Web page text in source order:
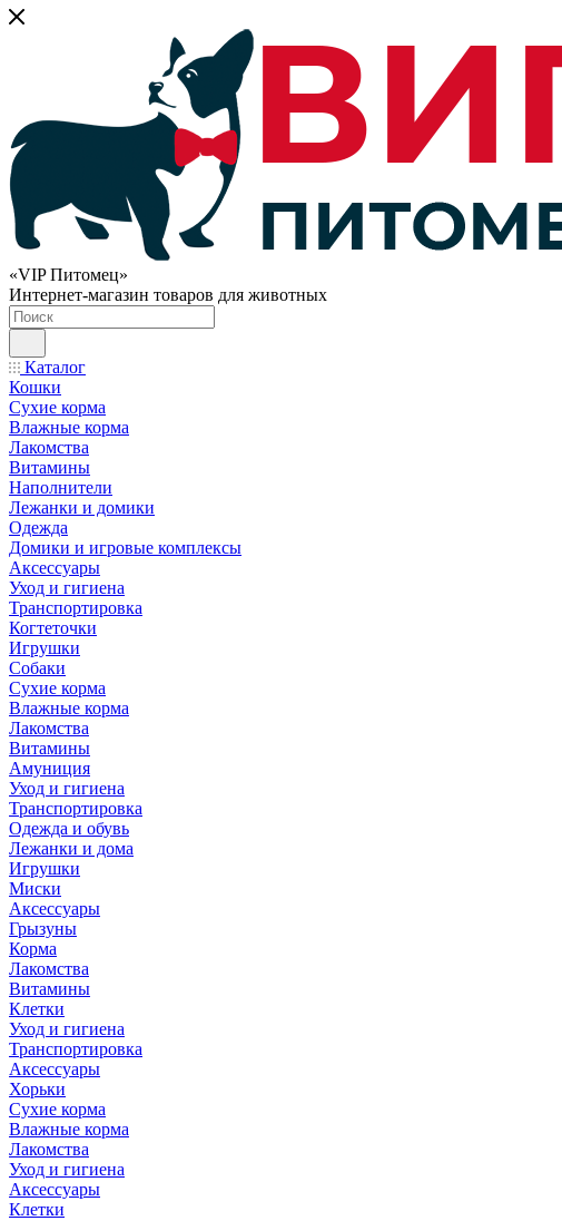
«VIP Питомец»
Интернет-магазин товаров для животных
Каталог
Кошки
Сухие корма
Влажные корма
Лакомства
Витамины
Наполнители
Лежанки и домики
Одежда
Домики и игровые комплексы
Аксессуары
Уход и гигиена
Транспортировка
Когтеточки
Игрушки
Собаки
Сухие корма
Влажные корма
Лакомства
Витамины
Амуниция
Уход и гигиена
Транспортировка
Одежда и обувь
Лежанки и дома
Игрушки
Миски
Аксессуары
Грызуны
Корма
Лакомства
Витамины
Клетки
Уход и гигиена
Транспортировка
Аксессуары
Хорьки
Сухие корма
Влажные корма
Лакомства
Уход и гигиена
Аксессуары
Клетки